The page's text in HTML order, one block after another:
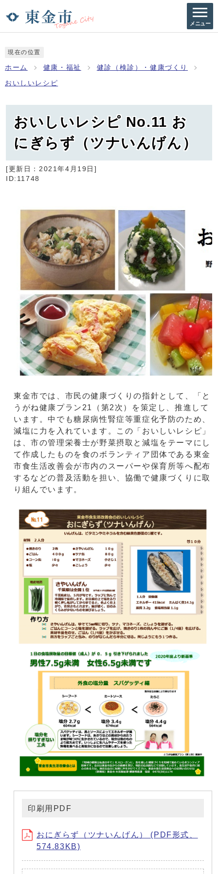
メニュー
現在の位置
ホーム 健康・福祉 健診（検診）・健康づくり
おいしいレシピ
おいしいレシピ No.11 お
にぎらず（ツナいんげん）
[更新日： 2021年4月19日 ]
ID:11748
東金市では、市民の健康づくりの指針として、「と
うがね健康プラン21（第2次）を策定し、推進して
います。中でも糖尿病性腎症等重症化予防のため、
減塩に力を入れています。この「おいしいレシピ」
は、市の管理栄養士が野菜摂取と減塩をテーマにし
て作成したものを食のボランティア団体である東金
市食生活改善会が市内のスーパーや保育所等へ配布
するなどの普及活動を担い、協働で健康づくりに取
り組んでいます。
印刷用PDF
おにぎらず（ツナいんげん） (PDF形式、
574.83KB)